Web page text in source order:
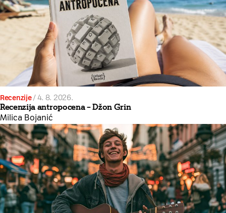
Recenzije/4. 8. 2026.
Recenzija antropocena – Džon Grin
Milica Bojanić